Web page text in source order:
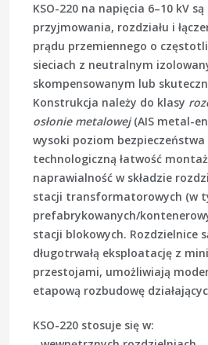
KSO-220 na napięcia 6–10 kV
przyjmowania, rozdziału i
prądu przemiennego o
sieciach z neutralnym
skompensowanym lub
Konstrukcja należy do klasy
osłonie metalowej(AIS metal-
wysoki poziom bezpieczeństwa
technologiczną łatwość
naprawialność w składzie
stacji transformatorowych (w
prefabrykowanych/
stacji blokowych. Rozdzielnice
długotrwałą eksploatację z
przestojami, umożliwiają
etapową rozbudowę
KSO-220 stosuje się w: